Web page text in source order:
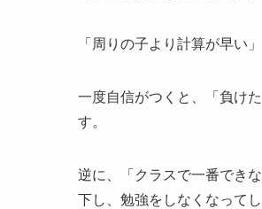
「周りの子より計算が早い
一度自信がつくと、「負け
す。
逆に、「クラスで一番でき
下し、勉強をしなくなってし